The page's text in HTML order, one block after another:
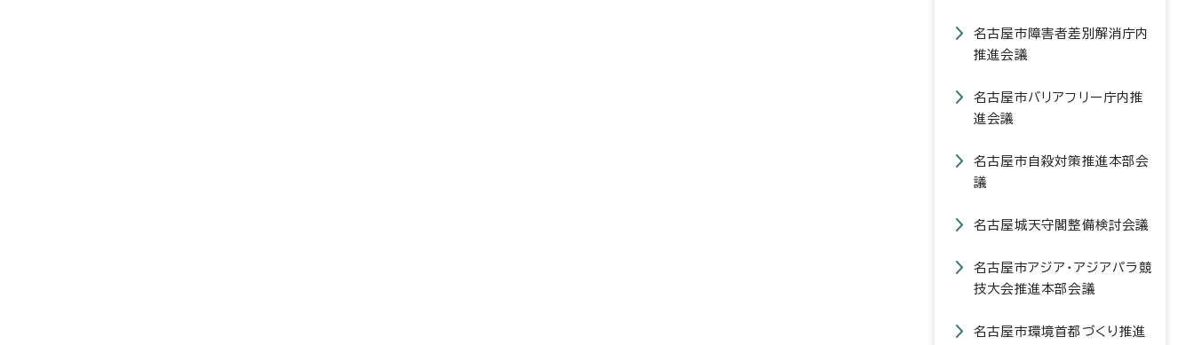
名古屋市障害者差別解消庁内
推進会議
名古屋市バリアフリー庁内推
進会議
名古屋市自殺対策推進本部会
議
名古屋城天守閣整備検討会議
名古屋市アジア・アジアパラ競
技大会推進本部会議
名古屋市環境首都づくり推進